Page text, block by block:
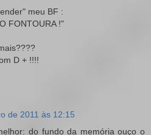
meu BF :
FONTOURA !"
D + !!!!
de 2011 às 12:15
do fundo da memória ouço o